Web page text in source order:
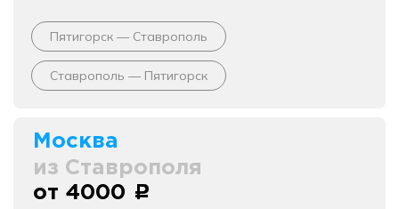
Пятигорск — Ставрополь
Ставрополь — Пятигорск
Москва
из Ставрополя
от 4000 c